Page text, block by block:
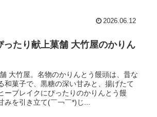
2026.06.12
ったり献上菓舗 大竹屋のかりん
大竹屋。名物のかりんとう饅頭は、昔な
和菓子で、黒糖の深い甘みと、揚げたて
ーブレイクにぴったりのかりんとう饅
みを引き立て(￣￢￣*)じ...